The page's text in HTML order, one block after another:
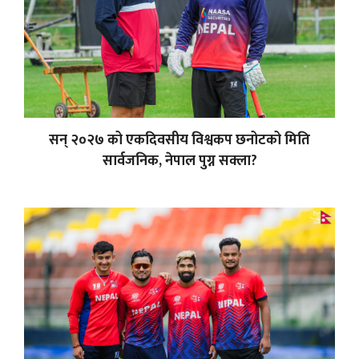
सन् २०२७ को एकदिवसीय विश्वकप छनोटको मिति
सार्वजनिक, नेपाल पुग्न सक्ला?